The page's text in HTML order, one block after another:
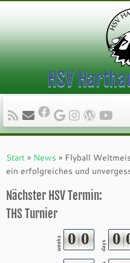
Inhalt
springen
HSV
Start » News » Flyball
ein erfolgreiches und
Nächster HSV Termin:
THS Turnier
weeks 0 0 days 0